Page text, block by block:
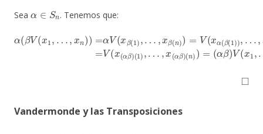
Sea
n
. Tenemos que:
α(βV …,x n) )=αV(xβ(1) β(n )= V(xα(β 1))
…,xα(β V x(αβ)(1),…,x ( n))= α β)V(x1, …,x n
◻
Vandermonde y las Transposiciones